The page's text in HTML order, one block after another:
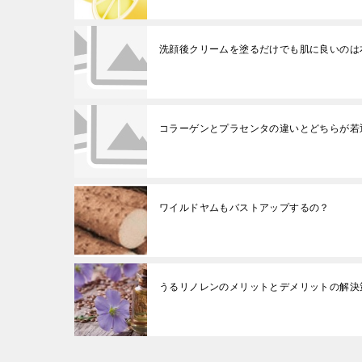
洗顔後クリームを塗るだけでも肌に良いのは
コラーゲンとプラセンタの違いとどちらが若
ワイルドヤムもバストアップするの？
うるリノレンのメリットとデメリットの解決